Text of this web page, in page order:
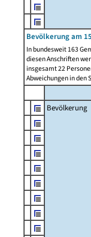
Bevölkerung am
In bundesweit 163
diesen Anschriften
insgesamt 22
Abweichungen in den
Bevölkerung